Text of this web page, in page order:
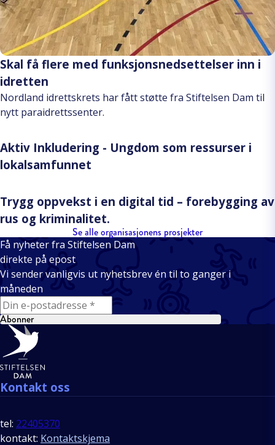
Skal få flere med funksjonsnedsettelser inn i
idretten
Nordland idrettskrets har fått støtte fra Stiftelsen Dam til
nytt paraidrettssenter.
Aktiv Inkludering - Ungdom som ressurser i
lokalsamfunnet
Trygg oppvekst i en digital tid – forebygging av
rus og kriminalitet.
Se alle organisasjonens prosjekter
Få nyheter fra Stiftelsen Dam
direkte på epost
Vi sender vanligvis ut nyhetsbrev én til to ganger i
måneden
E-mail
Abonner
Bunntekst
Kontakt oss
tel: 22405370
kontakt: Kontaktskjema